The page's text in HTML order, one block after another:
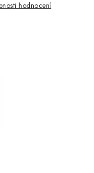
hodnocení